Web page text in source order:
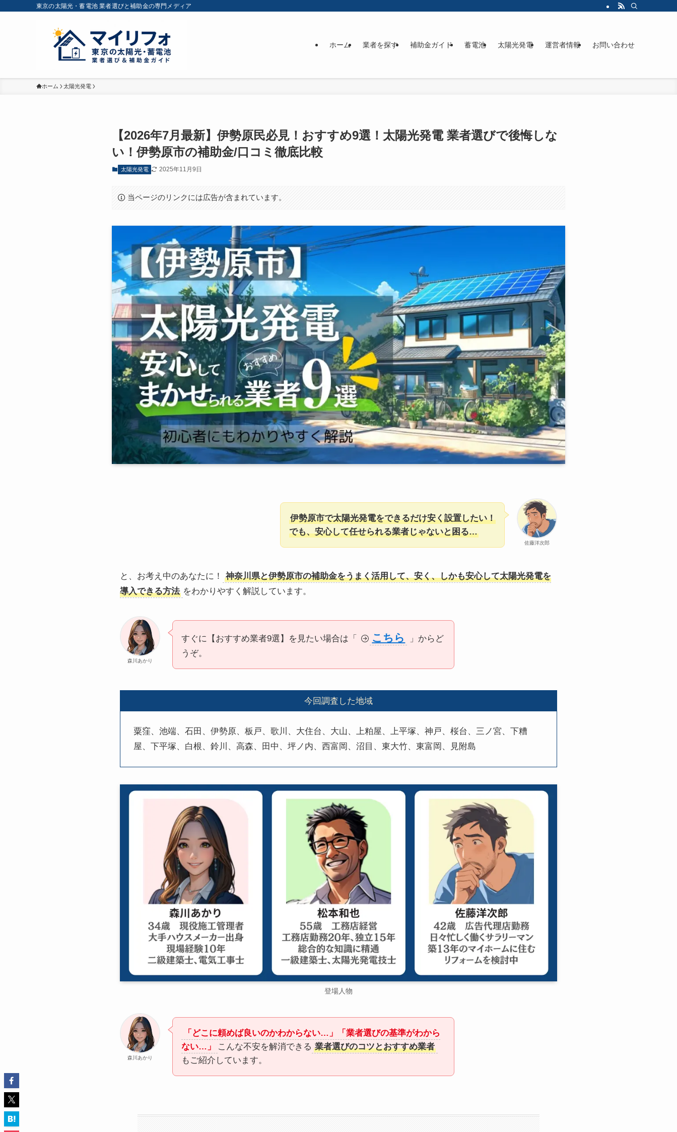
東京の太陽光・蓄電池 業者選びと補助金の専門メディア
ホーム 業者を探す 補助金ガイド 蓄電池 太陽光発電 運営者情報 お問い合わせ
ホーム 太陽光発電
【2026年7月最新】伊勢原民必見！おすすめ9選！太陽光発電 業者選びで後悔しな
い！伊勢原市の補助金/口コミ徹底比較
太陽光発電 2025年11月9日
当ページのリンクには広告が含まれています。
佐藤洋次郎
伊勢原市で太陽光発電をできるだけ安く設置したい！
でも、安心して任せられる業者じゃないと困る…
と、お考え中のあなたに！
神奈川県と伊勢原市の補助金をうまく活用して、安く、しかも安心して太陽光発電を
導入できる方法 をわかりやすく解説しています。
森川あかり
すぐに【おすすめ業者9選】を見たい場合は「 こちら
」からど
うぞ。
今回調査した地域
粟窪、池端、石田、伊勢原、板戸、歌川、大住台、大山、上粕屋、上平塚、神戸、桜台、三ノ宮、下糟
屋、下平塚、白根、鈴川、高森、田中、坪ノ内、西富岡、沼目、東大竹、東富岡、見附島
登場人物
森川あかり
「どこに頼めば良いのかわからない…」「業者選びの基準がわから
ない…」
こんな不安を解消できる 業者選びのコツとおすすめ業者
もご紹介しています。